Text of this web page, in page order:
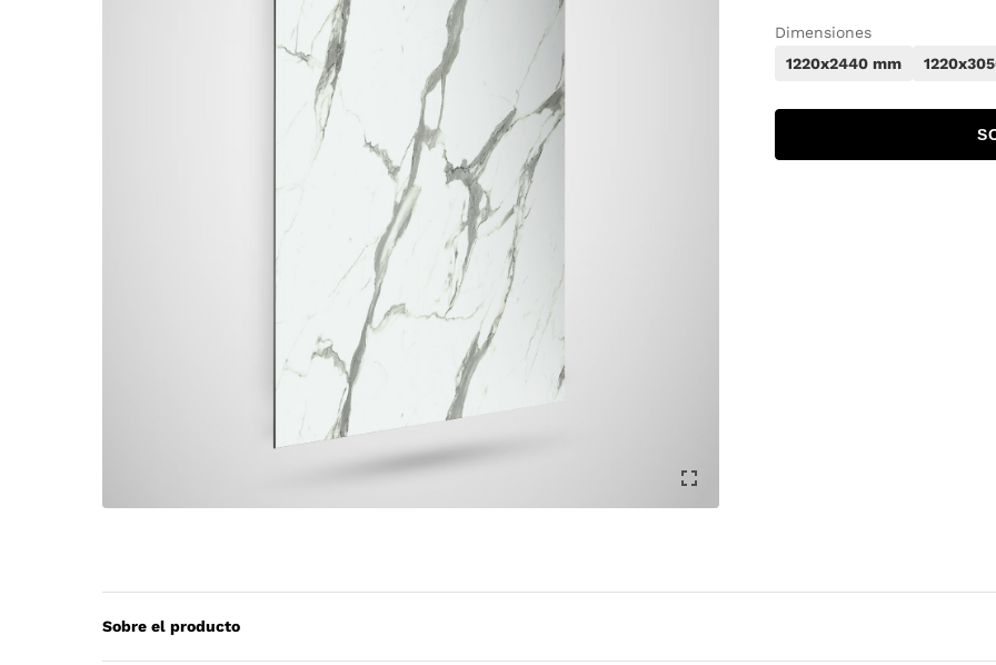
Dimensiones
1220x2440 mm
Sobre el producto